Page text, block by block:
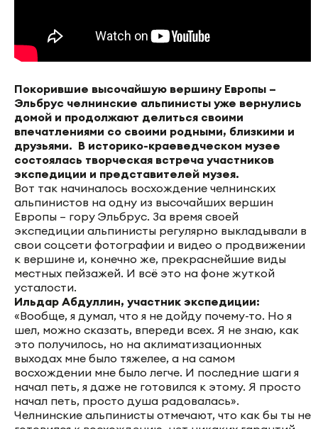
Покорившие высочайшую вершину Европы –
Эльбрус челнинские альпинисты уже вернулись
домой и продолжают делиться своими
впечатлениями со своими родными, близкими и
друзьями. В историко-краеведческом музее
состоялась творческая встреча участников
экспедиции и представителей музея.
Вот так начиналось восхождение челнинских
альпинистов на одну из высочайших вершин
Европы – гору Эльбрус. За время своей
экспедиции альпинисты регулярно выкладывали в
свои соцсети фотографии и видео о продвижении
к вершине и, конечно же, прекраснейшие виды
местных пейзажей. И всё это на фоне жуткой
усталости.
Ильдар Абдуллин, участник экспедиции:
«Вообще, я думал, что я не дойду почему-то. Но я
шел, можно сказать, впереди всех. Я не знаю, как
это получилось, но на аклиматизационных
выходах мне было тяжелее, а на самом
восхождении мне было легче. И последние шаги я
начал петь, я даже не готовился к этому. Я просто
начал петь, просто душа радовалась».
Челнинские альпинисты отмечают, что как бы ты не